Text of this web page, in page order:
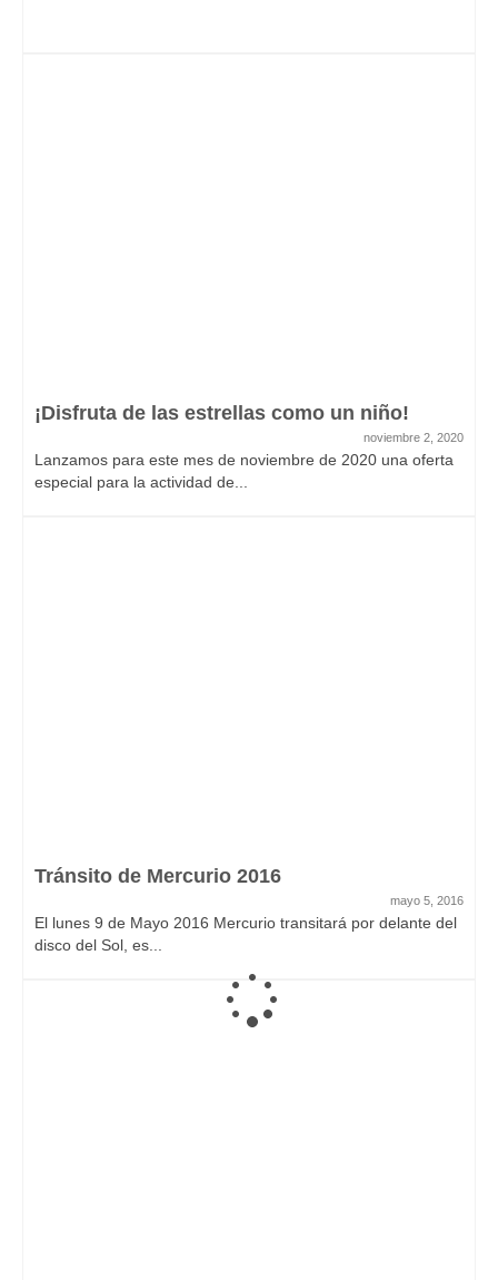
¡Disfruta de las estrellas como un niño!
noviembre 2, 2020
Lanzamos para este mes de noviembre de 2020 una oferta
especial para la actividad de...
Tránsito de Mercurio 2016
mayo 5, 2016
El lunes 9 de Mayo 2016 Mercurio transitará por delante del
disco del Sol, es...